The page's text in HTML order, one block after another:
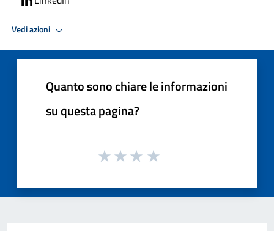
Vedi azioni
Quanto sono chiare le informazioni
su questa pagina?